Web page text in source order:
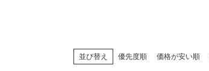
並び替え 優先度順 価格が安い順